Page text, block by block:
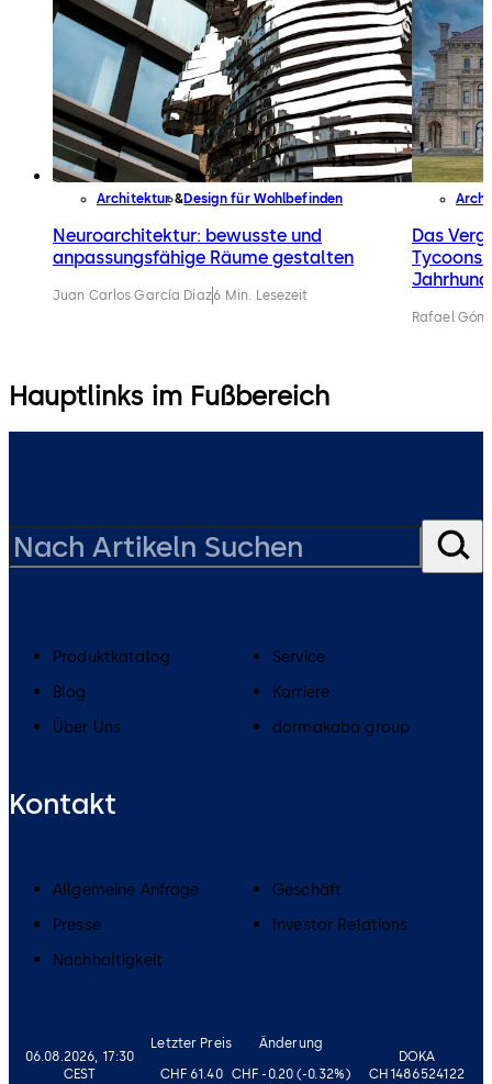
Architektur Design für Wohlbefinden
Neuroarchitektur: bewusste und
anpassungsfähige Räume gestalten
Juan Carlos García Díaz6 Min. Lesezeit
Das
Tycoons
Rafael
Hauptlinks im Fußbereich
06.08.2026, 17:30
CEST
Letzter Preis
CHF 61.40
Änderung
CHF -0.20 (-0.32%)
DOKA
CH1486524122
Produktkatalog
Service
Blog
Karriere
Über Uns
dormakaba group
Kontakt
Allgemeine Anfrage
Geschäft
Presse
Investor Relations
Nachhaltigkeit